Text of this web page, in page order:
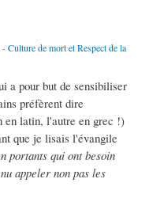
-Culture de mort et Respect de la
a pour but de sensibiliser
préfèrent dire
en latin, l'autre en grec !)
que je lisais l'évangile
portants qui ont besoin
appeler non pas les